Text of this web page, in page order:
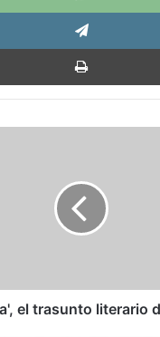
el trasunto literario